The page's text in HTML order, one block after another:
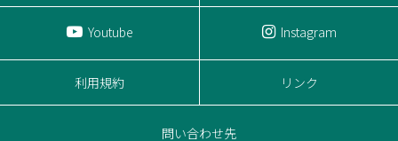
Youtube Instagram
利用規約 リンク
問い合わせ先